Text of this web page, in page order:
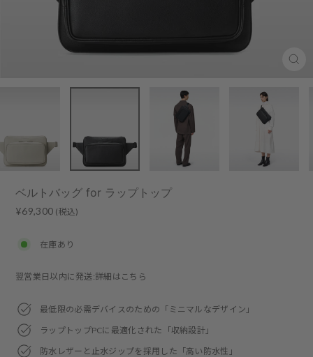
ベルトバッグ for ラップトップ
Regular
¥69,300 (税込)
在庫あり
翌営業日以内に発送:詳細はこちら
最低限の必需デバイスのための「ミニマルなデザイン」
ラップトップPCに最適化された「収納設計」
防水レザーと止水ジップを採用した「高い防水性」